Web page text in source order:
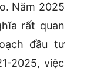
Năm 2025
rất quan
đầu tư
2025, việc